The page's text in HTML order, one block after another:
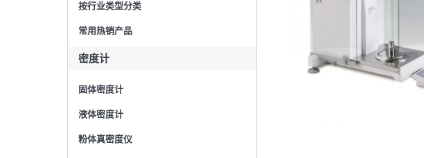
按行业类型分类
常用热销产品
密度计
固体密度计
液体密度计
粉体真密度仪